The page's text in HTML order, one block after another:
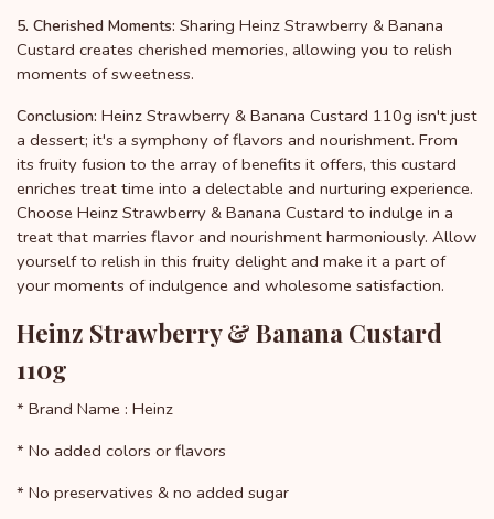
5. Cherished Moments: Sharing Heinz Strawberry & Banana
Custard creates cherished memories, allowing you to relish
moments of sweetness.
Conclusion: Heinz Strawberry & Banana Custard 110g isn't just
a dessert; it's a symphony of flavors and nourishment. From
its fruity fusion to the array of benefits it offers, this custard
enriches treat time into a delectable and nurturing experience.
Choose Heinz Strawberry & Banana Custard to indulge in a
treat that marries flavor and nourishment harmoniously. Allow
yourself to relish in this fruity delight and make it a part of
your moments of indulgence and wholesome satisfaction.
Heinz Strawberry & Banana Custard
110g
* Brand Name : Heinz
* No added colors or flavors
* No preservatives & no added sugar